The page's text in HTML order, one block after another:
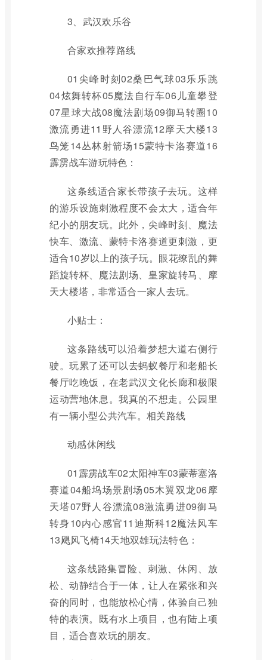
3、武汉欢乐谷
合家欢推荐路线
01尖峰时刻02桑巴气球03乐乐跳
04炫舞转杯05魔法自行车06儿童攀登
07星球大战08魔法剧场09御马转圈10
激流勇进11野人谷漂流12摩天大楼13
鸟笼14丛林射箭场15蒙特卡洛赛道16
霹雳战车游玩特色：
这条线适合家长带孩子去玩。这样
的游乐设施刺激程度不会太大，适合年
纪小的朋友玩。此外，尖峰时刻、魔法
快车、激流、蒙特卡洛赛道更刺激，更
适合10岁以上的孩子玩。眼花缭乱的舞
蹈旋转杯、魔法剧场、皇家旋转马、摩
天大楼塔，非常适合一家人去玩。
小贴士：
这条路线可以沿着梦想大道右侧行
驶。玩累了还可以去蚂蚁餐厅和老船长
餐厅吃晚饭，在老武汉文化长廊和极限
运动营地休息。我真的不想走。公园里
有一辆小型公共汽车。相关路线
动感休闲线
01霹雳战车02太阳神车03蒙蒂塞洛
赛道04船坞场景剧场05木翼双龙06摩
天塔07野人谷漂流08激流勇进09御马
转身10内心感官11迪斯科12魔法风车
13飓风飞椅14天地双雄玩法特色：
这条线路集冒险、刺激、休闲、放
松、动静结合于一体，让人在紧张和兴
奋的同时，也能放松心情，体验自己独
特的表演。既有水上项目，也有陆上项
目，适合喜欢玩的朋友。